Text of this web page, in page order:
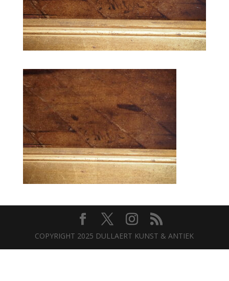
COPYRIGHT 2025 DULLAERT KUNST & ANTIEK